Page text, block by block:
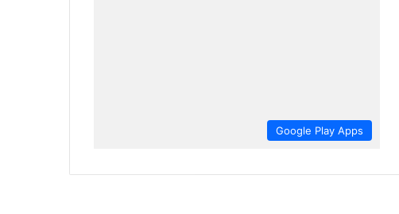
Google Play Apps